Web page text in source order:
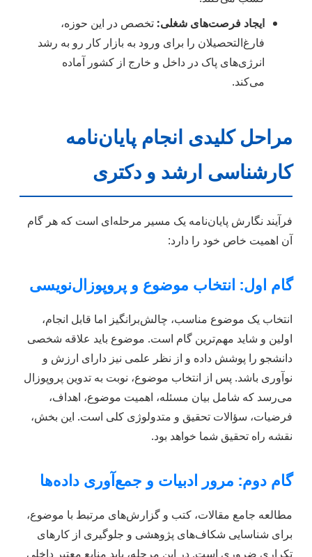
ایجاد فرصت‌های شغلی: تخصص در این حوزه،
فارغ‌التحصیلان را برای ورود به بازار کار رو به رشد
انرژی‌های پاک در داخل و خارج از کشور آماده
می‌کند.
مراحل کلیدی انجام پایان‌نامه
کارشناسی ارشد و دکتری
فرآیند نگارش پایان‌نامه یک مسیر مرحله‌ای است که هر گام
آن اهمیت خاص خود را دارد:
گام اول: انتخاب موضوع و پروپوزال‌نویسی
انتخاب یک موضوع مناسب، چالش‌برانگیز اما قابل انجام،
اولین و شاید مهم‌ترین گام است. موضوع باید علاقه شخصی
دانشجو را پوشش داده و از نظر علمی نیز دارای ارزش و
نوآوری باشد. پس از انتخاب موضوع، نوبت به تدوین پروپوزال
می‌رسد که شامل بیان مسئله، اهمیت موضوع، اهداف،
فرضیات، سؤالات تحقیق و متدولوژی کلی است. این بخش،
نقشه راه تحقیق شما خواهد بود.
گام دوم: مرور ادبیات و جمع‌آوری داده‌ها
مطالعه جامع مقالات، کتب و گزارش‌های مرتبط با موضوع،
برای شناسایی شکاف‌های پژوهشی و جلوگیری از کارهای
تکراری ضروری است. در این مرحله، باید منابع معتبر داخلی